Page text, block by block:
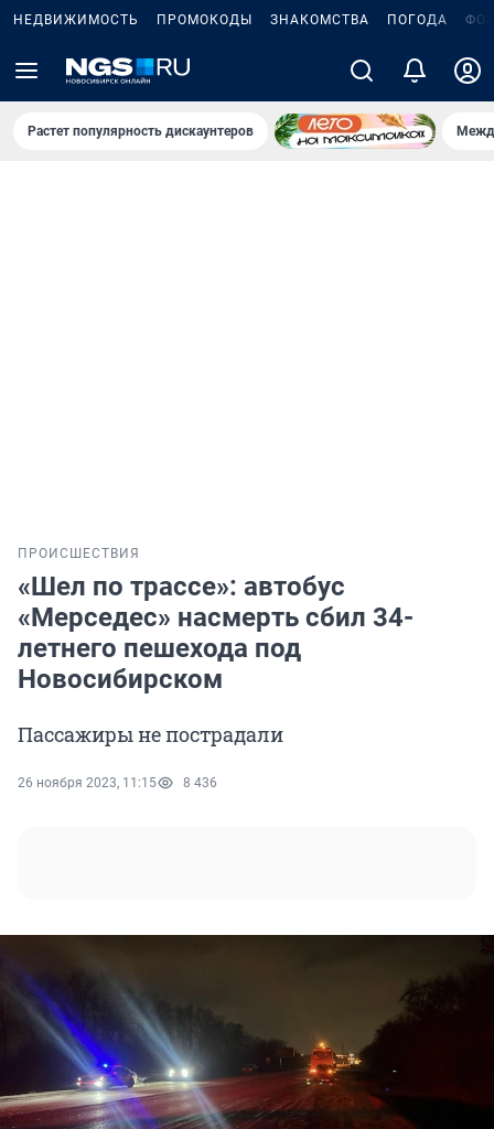
НЕДВИЖИМОСТЬ ПРОМОКОДЫ ЗНАКОМСТВА ПОГОДА
Растет популярность дискаунтеров
ПРОИСШЕСТВИЯ
«Шел по трассе»: автобус
«Мерседес» насмерть сбил 34-
летнего пешехода под
Новосибирском
Пассажиры не пострадали
26 ноября 2023, 11:15 8 436